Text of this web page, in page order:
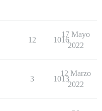
12 1016
17 Mayo
2022
3 1013
12 Marzo
2022